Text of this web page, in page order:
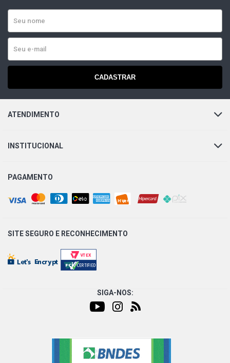
CADASTRAR
ATENDIMENTO
INSTITUCIONAL
PAGAMENTO
SITE SEGURO E RECONHECIMENTO
SIGA-NOS: